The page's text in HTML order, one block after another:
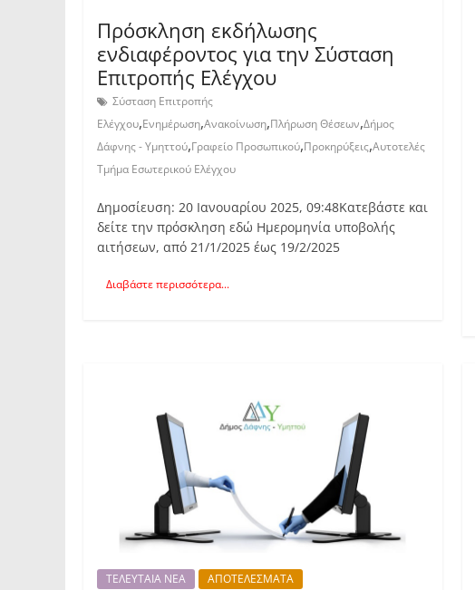
Πρόσκληση εκδήλωσης
ενδιαφέροντος για την Σύσταση
Επιτροπής Ελέγχου
Σύσταση Επιτροπής
Ελέγχου,Ενημέρωση,Ανακοίνωση,Πλήρωση Θέσεων,Δήμος
Δάφνης - Υμηττού,Γραφείο Προσωπικού,Προκηρύξεις,Αυτοτελές
Τμήμα Εσωτερικού Ελέγχου
Δημοσίευση: 20 Ιανουαρίου 2025, 09:48Κατεβάστε και
δείτε την πρόσκληση εδώ Ημερομηνία υποβολής
αιτήσεων, από 21/1/2025 έως 19/2/2025
Διαβάστε περισσότερα...
ΤΕΛΕΥΤΑΙΑ ΝΕΑ
ΑΠΟΤΕΛΕΣΜΑΤΑ